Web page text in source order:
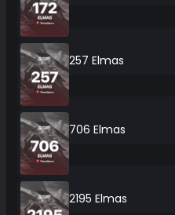
257 Elmas
706 Elmas
2195 Elmas